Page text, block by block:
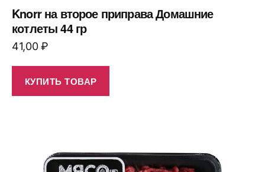
Knorr на второе приправа Домашние
котлеты 44 гр
41,00₽
КУПИТЬ ТОВАР